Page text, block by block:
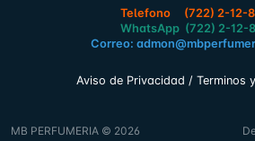
Telefono (722) 2-12-
WhatsApp (722) 2-12-
Correo:
Aviso de Privacidad / Terminos
MB PERFUMERIA © 2026